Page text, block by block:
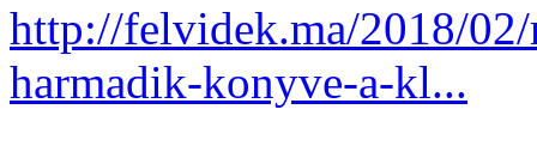
http://felvidek.ma/2018/
harmadik-konyve-a-kl...